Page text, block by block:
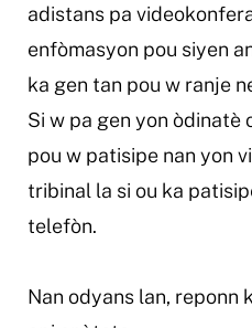
adistans pa
enfòmasyon pou siyen
ka gen tan pou w ranje
Si w pa gen yon òdinatè
pou w patisipe nan yon
tribinal la si ou ka
telefòn.
Nan odyans lan, reponn